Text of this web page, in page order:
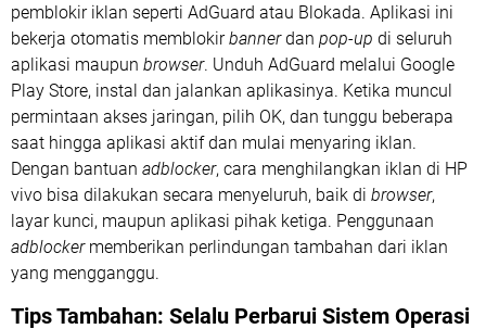
pemblokir iklan seperti AdGuard atau Blokada. Aplikasi ini
bekerja otomatis memblokirbannerdan pop-up di seluruh
aplikasi maupun browser. Unduh AdGuard melalui Google
Play Store, instal dan jalankan aplikasinya. Ketika muncul
permintaan akses jaringan, pilih OK, dan tunggu beberapa
saat hingga aplikasi aktif dan mulai menyaring iklan.
Dengan bantuan adblocker, cara menghilangkan iklan di HP
vivo bisa dilakukan secara menyeluruh, baik di browser,
layar kunci, maupun aplikasi pihak ketiga. Penggunaan
adblockermemberikan perlindungan tambahan dari iklan
yang mengganggu.
Tips Tambahan: Selalu Perbarui Sistem Operasi